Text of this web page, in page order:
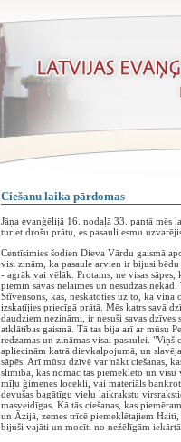
Ciešanu laika pārdomas
Jāņa evanģēlijā 16. nodaļā 33. pantā mēs
turiet drošu prātu, es pasauli esmu
Centīsimies šodien Dieva Vārdu gaismā
visi zinām, ka pasaule arvien ir bijusi
- agrāk vai vēlāk. Protams, ne visas
piemin savas nelaimes un nesūdzas
Stīvensons, kas, neskatoties uz to, ka
izskatījies priecīgā prātā. Mēs katrs savā
daudziem nezināmi, ir nesuši savas
atklātības gaismā. Tā tas bija arī ar mūsu
redzamas un zināmas visai pasaulei. "Viņš
apliecinām katrā dievkalpojumā, un
sāpēs. Arī mūsu dzīvē var nākt ciešanas,
slimība, kas nomāc tās piemeklēto un
mīļu ģimenes locekli, vai materiāls
devušas bagātīgu vielu laikrakstu
masveidīgas. Kā tās ciešanas, kas
un Āzijā, zemes trīcē piemeklētajiem
bijuši vajāti un mocīti no nežēlīgām